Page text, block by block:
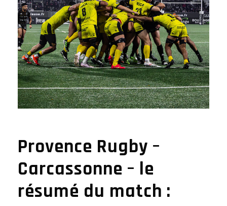
Provence Rugby –
Carcassonne – le
résumé du match :